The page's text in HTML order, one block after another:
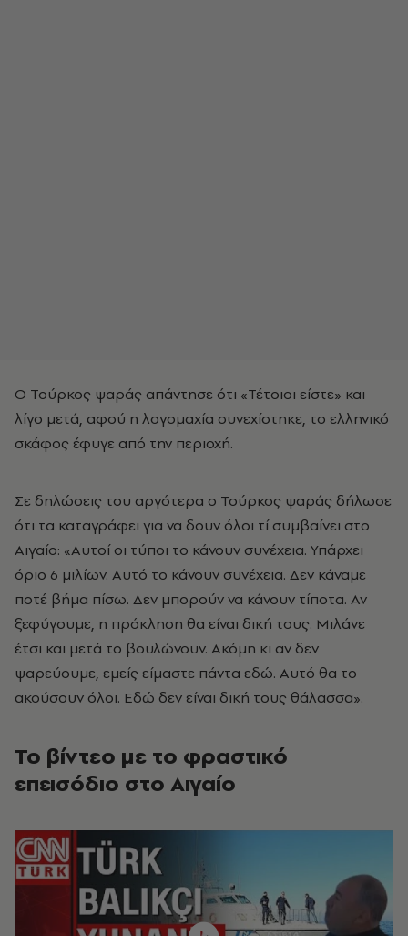
Ο Τούρκος ψαράς απάντησε ότι «Τέτοιοι είστε» και
λίγο μετά, αφού η λογομαχία συνεχίστηκε, το ελληνικό
σκάφος έφυγε από την περιοχή.
Σε δηλώσεις του αργότερα ο Τούρκος ψαράς δήλωσε
ότι τα καταγράφει για να δουν όλοι τί συμβαίνει στο
Αιγαίο: «Αυτοί οι τύποι το κάνουν συνέχεια. Υπάρχει
όριο 6 μιλίων. Αυτό το κάνουν συνέχεια. Δεν κάναμε
ποτέ βήμα πίσω. Δεν μπορούν να κάνουν τίποτα. Αν
ξεφύγουμε, η πρόκληση θα είναι δική τους. Μιλάνε
έτσι και μετά το βουλώνουν. Ακόμη κι αν δεν
ψαρεύουμε, εμείς είμαστε πάντα εδώ. Αυτό θα το
ακούσουν όλοι. Εδώ δεν είναι δική τους θάλασσα».
Το βίντεο με το φραστικό
επεισόδιο στο Αιγαίο